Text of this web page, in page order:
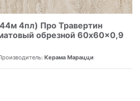
4пл) Про Травертин
обрезной 60x60x0,9
Керама Марацци